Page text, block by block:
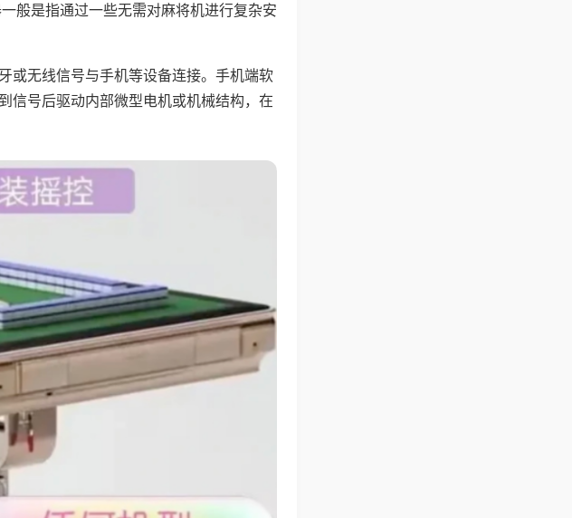
般是指通过一些无需对麻将机进行复杂安
或无线信号与手机等设备连接。手机端软
信号后驱动内部微型电机或机械结构，在